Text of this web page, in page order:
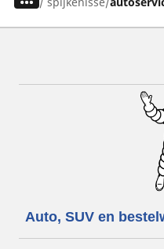
Auto, SUV en